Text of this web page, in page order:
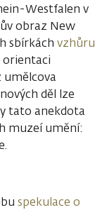
Westfalen v
obraz New
sbírkách vzhůru
orientaci
děl lze
tato anekdota
muzeí umění:
spekulace o